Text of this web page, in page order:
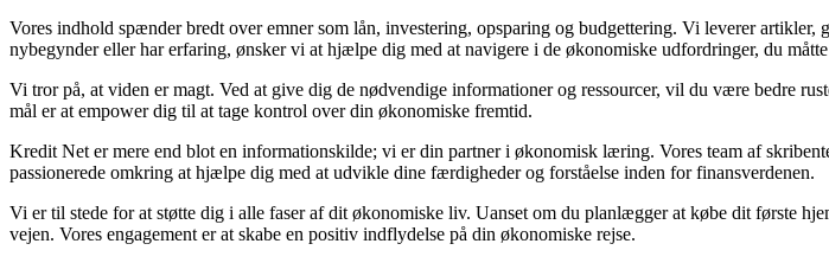
Vores indhold spænder bredt over emner som lån, investering, opsparing og budgettering. Vi leverer
nybegynder eller har erfaring, ønsker vi at hjælpe dig med at navigere i de økonomiske udfordringer, du
Vi tror på, at viden er magt. Ved at give dig de nødvendige informationer og ressourcer, vil du være bedre
mål er at empower dig til at tage kontrol over din økonomiske fremtid.
Kredit Net er mere end blot en informationskilde; vi er din partner i økonomisk læring. Vores team af
passionerede omkring at hjælpe dig med at udvikle dine færdigheder og forståelse inden for finansverdenen.
Vi er til stede for at støtte dig i alle faser af dit økonomiske liv. Uanset om du planlægger at købe dit første
vejen. Vores engagement er at skabe en positiv indflydelse på din økonomiske rejse.